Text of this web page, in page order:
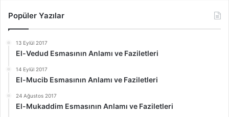
Popüler Yazılar
13 Eylül 2017
El-Vedud Esmasının Anlamı ve Faziletleri
14 Eylül 2017
El-Mucib Esmasının Anlamı ve Faziletleri
24 Ağustos 2017
El-Mukaddim Esmasının Anlamı ve Faziletleri